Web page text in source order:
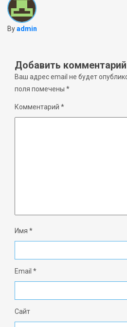
Byadmin
Добавить комментарий
Ваш адрес email не будет
поля помечены *
Комментарий *
Имя *
Email *
Сайт